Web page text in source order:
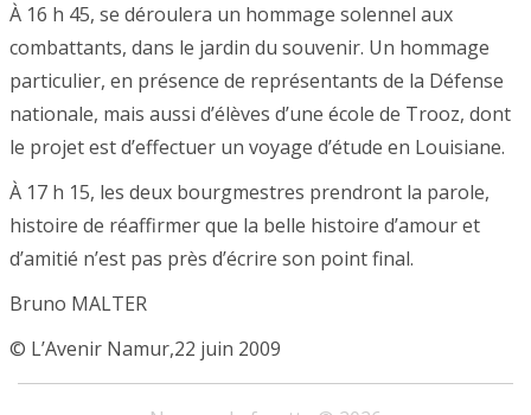
À 16 h 45, se déroulera un hommage solennel aux
combattants, dans le jardin du souvenir. Un hommage
particulier, en présence de représentants de la Défense
nationale, mais aussi d’élèves d’une école de Trooz, dont
le projet est d’effectuer un voyage d’étude en Louisiane.
À 17 h 15, les deux bourgmestres prendront la parole,
histoire de réaffirmer que la belle histoire d’amour et
d’amitié n’est pas près d’écrire son point final.
Bruno MALTER
© L’Avenir Namur,22 juin 2009